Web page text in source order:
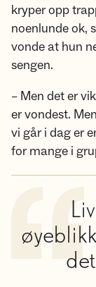
kryper opp
noenlunde ok,
vonde at hun
sengen.
– Men det er
er vondest.
vi går i dag er
for mange i